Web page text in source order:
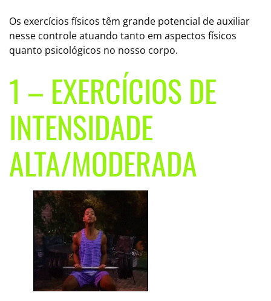
Os exercícios físicos têm grande potencial de auxiliar
nesse controle atuando tanto em aspectos físicos
quanto psicológicos no nosso corpo.
1 – EXERCÍCIOS DE
INTENSIDADE
ALTA/MODERADA